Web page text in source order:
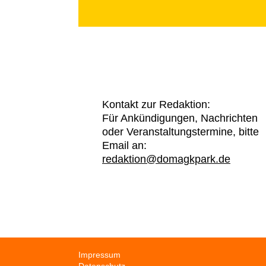
Kontakt zur Redaktion:
Für Ankündigungen, Nachrichten
oder Veranstaltungstermine, bitte
Email an:
redaktion@domagkpark.de
Navigation
Impressum